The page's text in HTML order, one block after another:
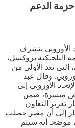
حزمة الدعم
الأوروبي يتشرف
البلجيكية بروكسل،
التي تعد الأولى من
وقال عبد
الأوروبي إلى
قروض ميسرة، ضمن
في إطار تعزيز التعاون
إلى أن مصر حصلت
موضحا أنه سيتم